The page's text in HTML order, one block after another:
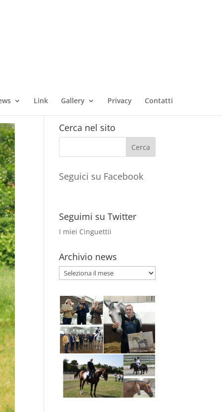
Link Gallery Privacy Contatti
Cerca nel sito
Seguici su Facebook
Seguimi su Twitter
I miei Cinguettii
Archivio news
Archivio
news